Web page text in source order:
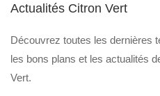
Actualités Citron Vert
Découvrez toutes les dernières
les bons plans et les actualités
Vert.